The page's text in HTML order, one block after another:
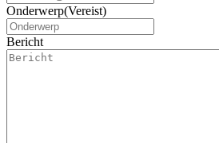
Onderwerp(Vereist)
Bericht